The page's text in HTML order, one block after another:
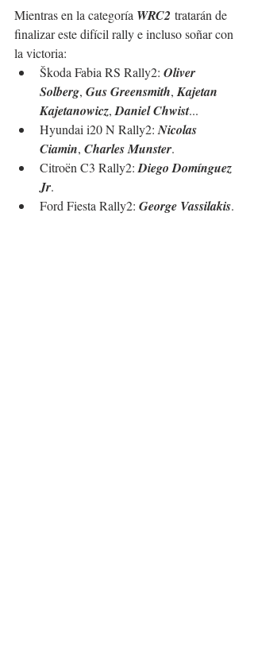
Mientras en la categoría WRC2 tratarán de
finalizar este difícil rally e incluso soñar con
la victoria:
Škoda Fabia RS Rally2: Oliver
Solberg, Gus Greensmith, Kajetan
Kajetanowicz, Daniel Chwist...
Hyundai i20 N Rally2: Nicolas
Ciamin, Charles Munster.
Citroën C3 Rally2: Diego Domínguez
Jr.
Ford Fiesta Rally2: George Vassilakis.